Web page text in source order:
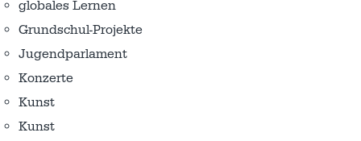
globales Lernen
Grundschul-Projekte
Jugendparlament
Konzerte
Kunst
Kunst